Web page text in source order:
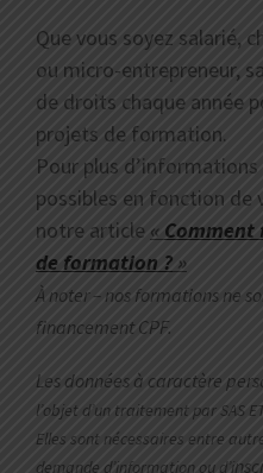
Que vous soyez salarié,
ou micro-entrepreneur,
de droits chaque année
projets de formation.
Pour plus
possibles en fonction
notre article «
de formation ?»
À noter – nos formations ne
financement CPF.
Les données à caractère
l’objet d’un traitement par SAS
Elles sont nécessaires entre
demande d’information ou d’i